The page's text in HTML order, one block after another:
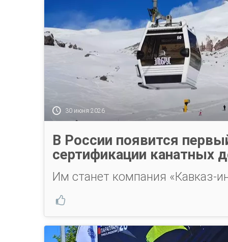
30 июня 2026
В России появится
сертификации канатных
Им станет компания «Кавказ-